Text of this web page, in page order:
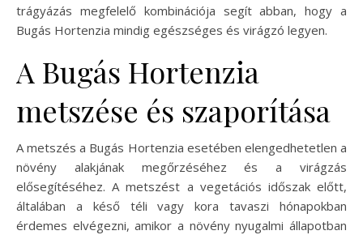
trágyázás megfelelő kombinációja segít abban, hogy a
Bugás Hortenzia mindig egészséges és virágzó legyen.
A Bugás Hortenzia
metszése és szaporítása
A metszés a Bugás Hortenzia esetében elengedhetetlen a
növény alakjának megőrzéséhez és a virágzás
elősegítéséhez. A metszést a vegetációs időszak előtt,
általában a késő téli vagy kora tavaszi hónapokban
érdemes elvégezni, amikor a növény nyugalmi állapotban